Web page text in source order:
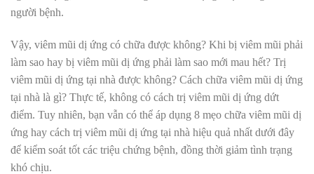
người bệnh.
Vậy, viêm mũi dị ứng có chữa được không? Khi bị viêm mũi phải
làm sao hay bị viêm mũi dị ứng phải làm sao mới mau hết? Trị
viêm mũi dị ứng tại nhà được không? Cách chữa viêm mũi dị ứng
tại nhà là gì? Thực tế, không có cách trị viêm mũi dị ứng dứt
điểm. Tuy nhiên, bạn vẫn có thể áp dụng 8 mẹo chữa viêm mũi dị
ứng hay cách trị viêm mũi dị ứng tại nhà hiệu quả nhất dưới đây
để kiểm soát tốt các triệu chứng bệnh, đồng thời giảm tình trạng
khó chịu.